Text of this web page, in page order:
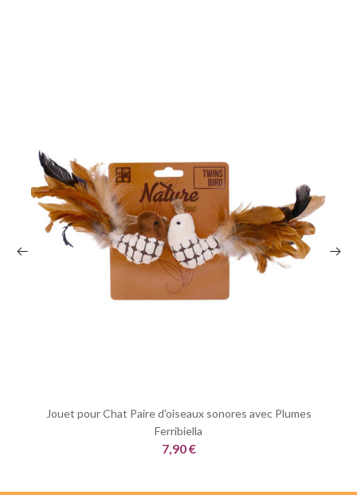
Jouet pour Chat Paire d'oiseaux sonores avec Plumes
Ferribiella
7,90 €